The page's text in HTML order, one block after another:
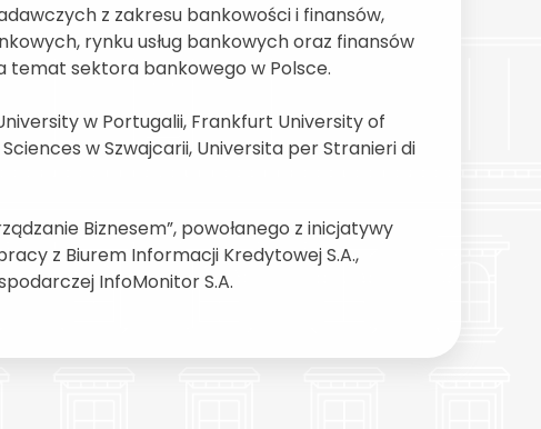
z zakresu bankowości i finansów,
rynku usług bankowych oraz finansów
sektora bankowego w Polsce.
w Portugalii, Frankfurt University of
w Szwajcarii, Universita per Stranieri di
Biznesem”, powołanego z inicjatywy
z Biurem Informacji Kredytowej S.A.,
InfoMonitor S.A.